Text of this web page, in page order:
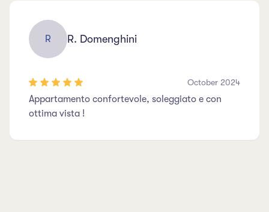
R R. Domenghini
October 2024
Appartamento confortevole, soleggiato e con
ottima vista !